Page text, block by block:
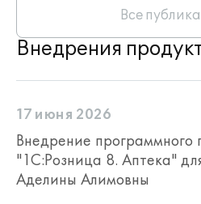
Все
Внедрения
17 июня 2026
Внедрение программного
"1С:Розница 8. Аптека"
Аделины Алимовны